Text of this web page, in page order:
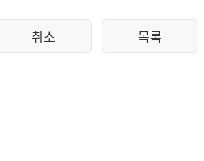
취소 목록